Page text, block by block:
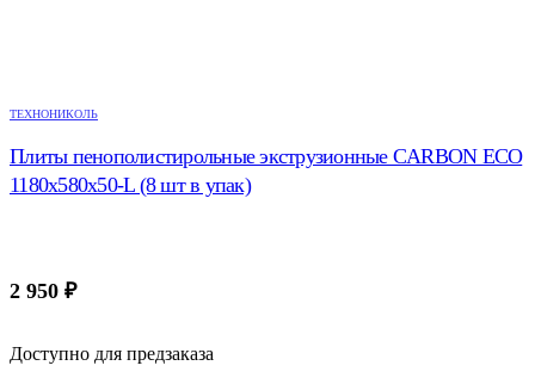
ТЕХНОНИКОЛЬ
Плиты пенополистирольные экструзионные CARBON EСO
1180х580х50-L (8 шт в упак)
2 950 ₽
Доступно для предзаказа